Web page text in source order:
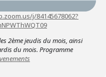
j/84145678062?
2ème jeudis du mois, ainsi
du mois. Programme